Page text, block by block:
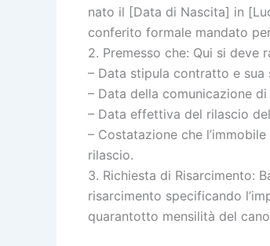
nato il [Data di Nascita] in
conferito formale mandato
2. Premesso che: Qui si
– Data stipula contratto e sua
– Data della comunicazione
– Data effettiva del rilascio
– Costatazione che
rilascio.
3. Richiesta di Risarcimento:
risarcimento specificando
quarantotto mensilità del